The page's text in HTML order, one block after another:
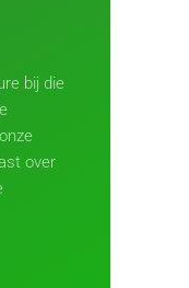
bij die
over